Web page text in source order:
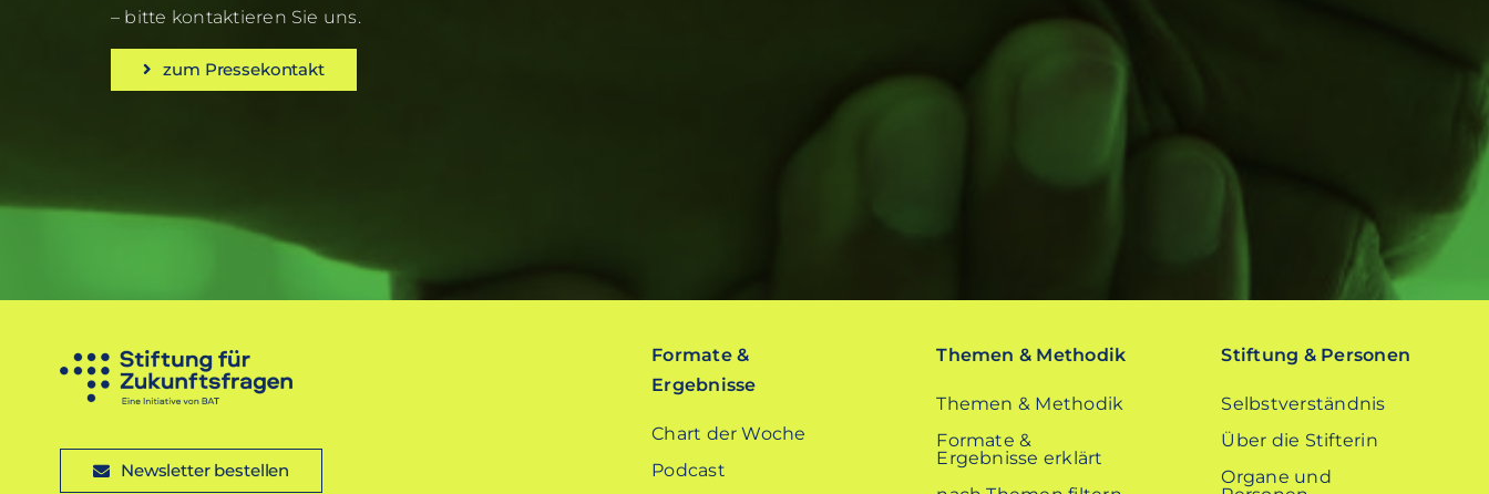
– bitte kontaktieren Sie uns.
zum Pressekontakt
Newsletter bestellen
Formate &
Ergebnisse
Chart der Woche
Podcast
Themen & Methodik
Themen & Methodik
Formate &
Ergebnisse erklärt
Stiftung & Personen
Selbstverständnis
Über die Stifterin
Organe und